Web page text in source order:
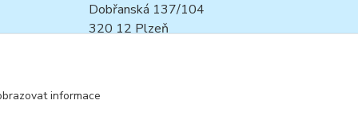
Dobřanská 137/104
320 12 Plzeň
informace